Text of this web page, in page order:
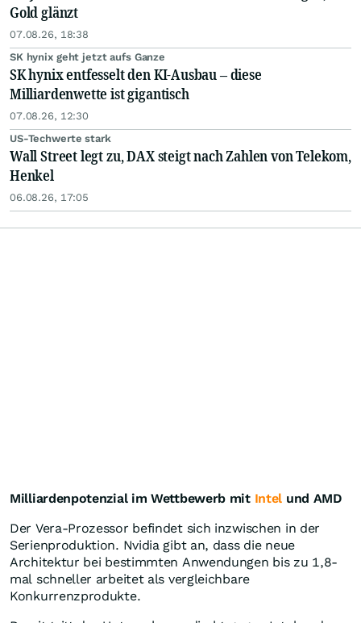
Gold glänzt
07.08.26, 18:38
SK hynix geht jetzt aufs Ganze
SK hynix entfesselt den KI-Ausbau – diese
Milliardenwette ist gigantisch
07.08.26, 12:30
US-Techwerte stark
Wall Street legt zu, DAX steigt nach Zahlen von Telekom,
Henkel
06.08.26, 17:05
Milliardenpotenzial im Wettbewerb mit Intel und AMD
Der Vera-Prozessor befindet sich inzwischen in der
Serienproduktion. Nvidia gibt an, dass die neue
Architektur bei bestimmten Anwendungen bis zu 1,8-
mal schneller arbeitet als vergleichbare
Konkurrenzprodukte.